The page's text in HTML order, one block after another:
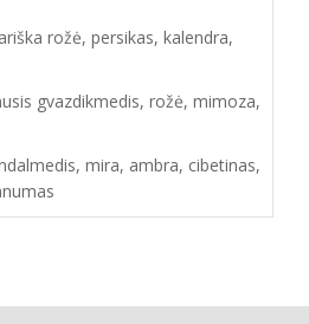
rožė, persikas, kalendra,
gvazdikmedis, rožė, mimoza,
mira, ambra, cibetinas,